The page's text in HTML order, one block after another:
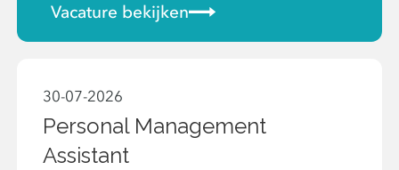
Vacature bekijken
30-07-2026
Personal Management
Assistant